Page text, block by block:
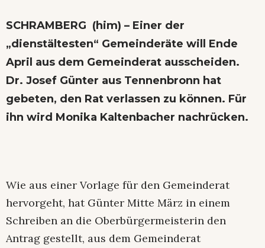
SCHRAMBERG (him) – Einer der
„dienstältesten“ Gemeinderäte will Ende
April aus dem Gemeinderat ausscheiden.
Dr. Josef Günter aus Tennenbronn hat
gebeten, den Rat verlassen zu können. Für
ihn wird Monika Kaltenbacher nachrücken.
Wie aus einer Vorlage für den Gemeinderat
hervorgeht, hat Günter Mitte März in einem
Schreiben an die Oberbürgermeisterin den
Antrag gestellt, aus dem Gemeinderat